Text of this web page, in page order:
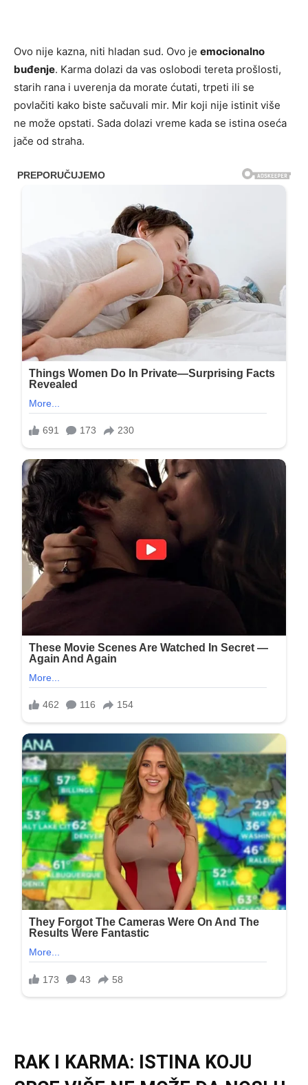
Ovo nije kazna, niti hladan sud. Ovo je emocionalno
buđenje. Karma dolazi da vas oslobodi tereta prošlosti,
starih rana i uverenja da morate ćutati, trpeti ili se
povlačiti kako biste sačuvali mir. Mir koji nije istinit više
ne može opstati. Sada dolazi vreme kada se istina oseća
jače od straha.
RAK I KARMA: ISTINA KOJU